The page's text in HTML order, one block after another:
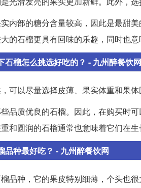
内部的糖分含量较高，因此是最甜
的石榴更具有回味的乐趣，同时也意
石榴怎么挑选好吃的？ - 九州醉餐饮网
可以尽量选择皮薄、果实体重和果
品质优良的石榴。因此，在购买时
和圆润的石榴通常也意味着它们在
品种最好吃？ - 九州醉餐饮网
品种，它的果皮特别细薄，个头也